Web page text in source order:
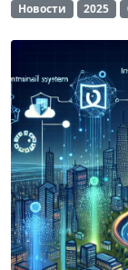
Новости 2025